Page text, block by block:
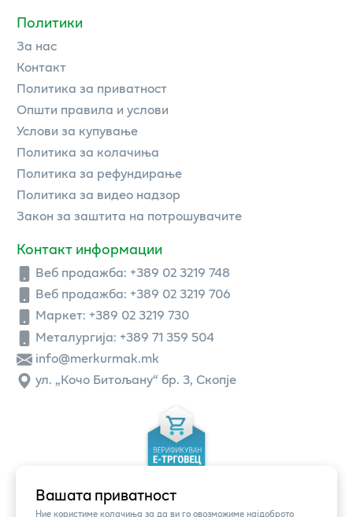
Вашата приватност
Ние користиме колачиња за да ви го овозможиме најдоброто
Политики
За нас
Контакт
Политика за приватност
Општи правила и услови
Услови за купување
Политика за колачиња
Политика за рефундирање
Политика за видео надзор
Закон за заштита на потрошувачите
Контакт информации
Веб продажба: +389 02 3219 748
Веб продажба: +389 02 3219 706
Маркет: +389 02 3219 730
Металургија: +389 71 359 504
info@merkurmak.mk
ул. „Кочо Битољану“ бр. 3, Скопје